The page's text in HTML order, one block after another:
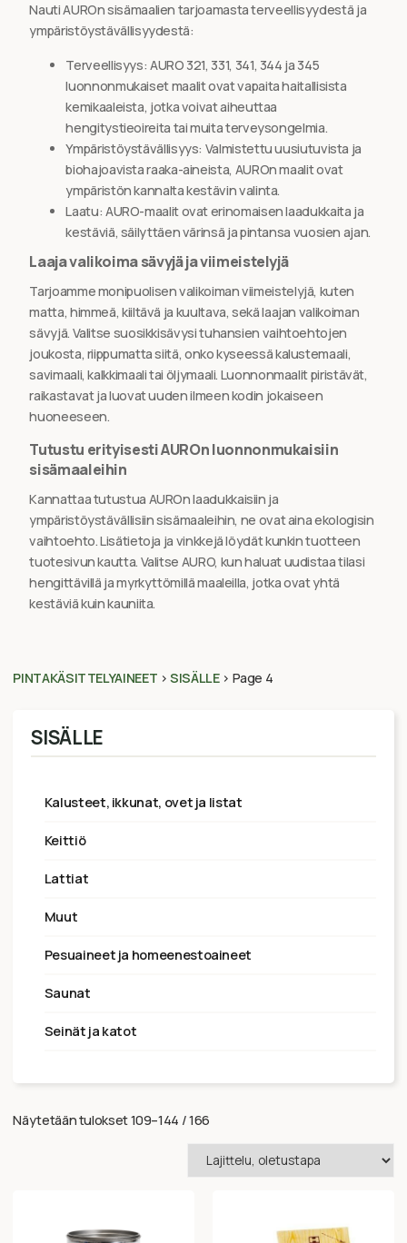
Nauti AUROn sisämaalien tarjoamasta terveellisyydestä ja
ympäristöystävällisyydestä:
Terveellisyys: AURO 321, 331, 341, 344 ja 345
luonnonmukaiset maalit ovat vapaita haitallisista
kemikaaleista, jotka voivat aiheuttaa
hengitystieoireita tai muita terveysongelmia.
Ympäristöystävällisyys: Valmistettu uusiutuvista ja
biohajoavista raaka-aineista, AUROn maalit ovat
ympäristön kannalta kestävin valinta.
Laatu: AURO-maalit ovat erinomaisen laadukkaita ja
kestäviä, säilyttäen värinsä ja pintansa vuosien ajan.
Laaja valikoima sävyjä ja viimeistelyjä
Tarjoamme monipuolisen valikoiman viimeistelyjä, kuten
matta, himmeä, kiiltävä ja kuultava, sekä laajan valikoiman
sävyjä. Valitse suosikkisävysi tuhansien vaihtoehtojen
joukosta, riippumatta siitä, onko kyseessä kalustemaali,
savimaali, kalkkimaali tai öljymaali. Luonnonmaalit piristävät,
raikastavat ja luovat uuden ilmeen kodin jokaiseen
huoneeseen.
Tutustu erityisesti AUROn luonnonmukaisiin
sisämaaleihin
Kannattaa tutustua AUROn laadukkaisiin ja
ympäristöystävällisiin sisämaaleihin, ne ovat aina ekologisin
vaihtoehto. Lisätietoja ja vinkkejä löydät kunkin tuotteen
tuotesivun kautta. Valitse AURO, kun haluat uudistaa tilasi
hengittävillä ja myrkyttömillä maaleilla, jotka ovat yhtä
kestäviä kuin kauniita.
PINTAKÄSITTELYAINEET >SISÄLLE> Page 4
SISÄLLE
kalusteet, ikkunat, ovet ja listat
keittiö
lattiat
muut
pesuaineet ja homeenestoaineet
saunat
seinät ja katot
Näytetään tulokset 109–144 / 166